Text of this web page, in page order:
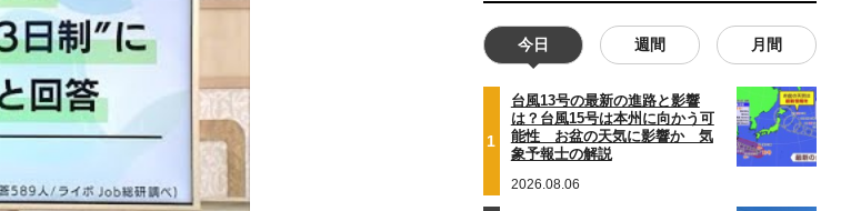
今日 週間 月間
1
台風13号の最新の進路と影響
は？台風15号は本州に向かう可
能性 お盆の天気に影響か 気
象予報士の解説
2026.08.06